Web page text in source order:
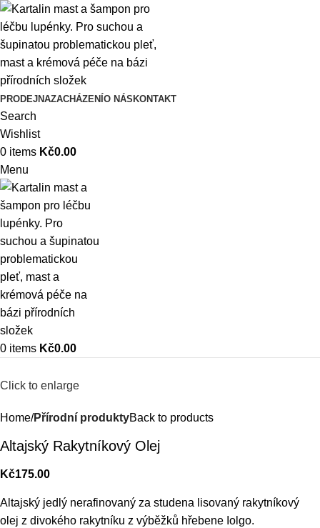
PRODEJNAZACHÁZENÍ O NÁS KONTAKT
Search
Wishlist
0 items Kč0.00
Menu
0 items Kč0.00
Click to enlarge
Home Přírodní produktyBack to products
Altajský Rakytníkový Olej
Kč175.00
Altajský jedlý nerafinovaný za studena lisovaný rakytníkový
olej z divokého rakytníku z výběžků hřebene Iolgo.